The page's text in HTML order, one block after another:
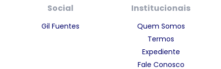
Social
Gil Fuentes
Institucionais
Quem Somos
Termos
Expediente
Fale Conosco